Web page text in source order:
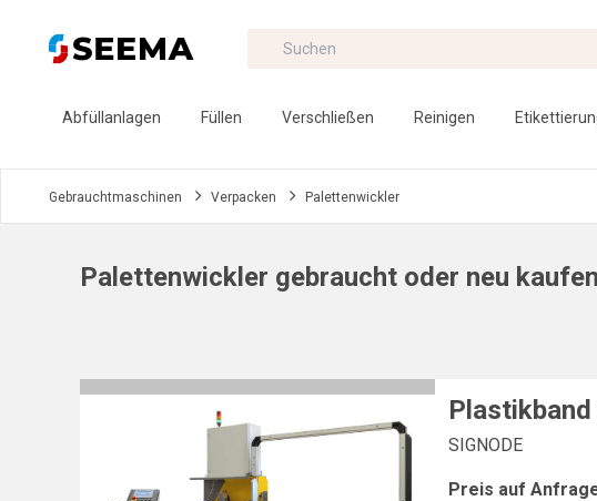
Abfüllanlagen Füllen Verschließen Reinigen
Gebrauchtmaschinen Verpacken Palettenwickler
Palettenwickler gebraucht oder neu kaufen
SIGNODE
Preis auf